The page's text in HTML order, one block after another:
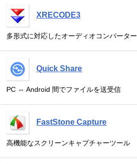
XRECODE3
多形式に対応したオーディオコンバーター
Quick Share
PC ⇔ Android 間でファイルを送受信
FastStone Capture
高機能なスクリーンキャプチャーツール